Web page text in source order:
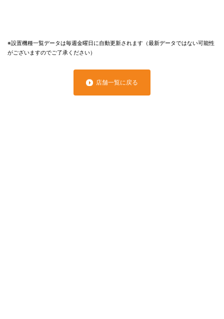
※設置機種一覧データは毎週金曜日に自動更新されます（最新データではない可能性
がございますのでご了承ください）
店舗一覧に戻る